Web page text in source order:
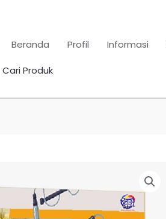
Beranda Profil Informasi
Cari ProdukSearch